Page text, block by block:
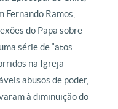
Fernando Ramos,
do Papa sobre
série de “atos
na Igreja
abusos ​​de poder,
à diminuição do